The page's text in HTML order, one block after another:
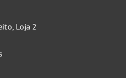
Loja 2